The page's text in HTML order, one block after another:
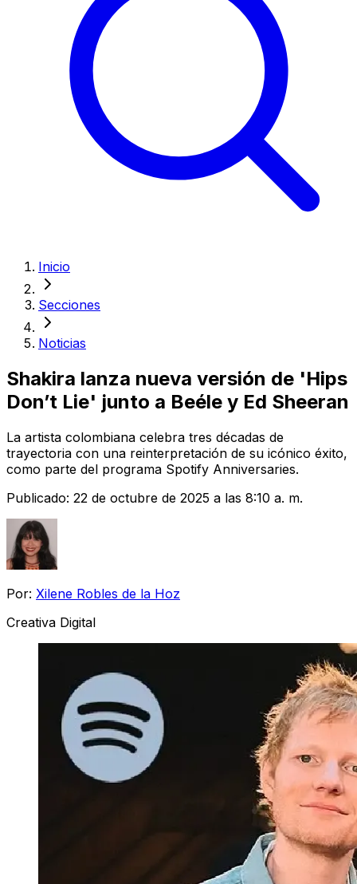
Inicio
Secciones
Noticias
Shakira lanza nueva versión de 'Hips
Don’t Lie' junto a Beéle y Ed Sheeran
La artista colombiana celebra tres décadas de
trayectoria con una reinterpretación de su icónico éxito,
como parte del programa Spotify Anniversaries.
Publicado: 22 de octubre de 2025 a las 8:10 a. m.
Por: Xilene Robles de la Hoz
Creativa Digital